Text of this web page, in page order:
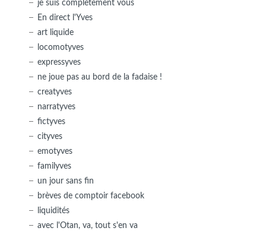
je suis complètement vous
En direct l'Yves
art liquide
locomotyves
expressyves
ne joue pas au bord de la fadaise !
creatyves
narratyves
fictyves
cityves
emotyves
familyves
un jour sans fin
brèves de comptoir facebook
liquidités
avec l'Otan, va, tout s'en va